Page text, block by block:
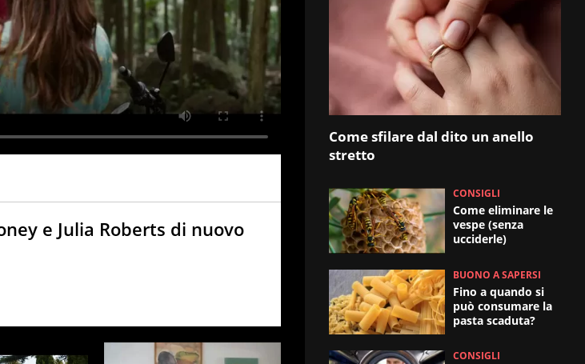
e Julia Roberts di nuovo
Come sfilare dal dito un anello
stretto
CONSIGLI
Come eliminare le
vespe (senza
ucciderle)
BUONO A SAPERSI
Fino a quando si
può consumare la
pasta scaduta?
CONSIGLI